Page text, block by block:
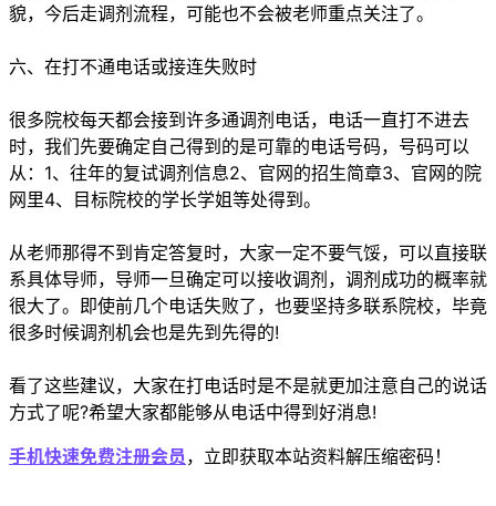
貌，今后走调剂流程，可能也不会被老师重点关注了。
六、在打不通电话或接连失败时
很多院校每天都会接到许多通调剂电话，电话一直打不进去
时，我们先要确定自己得到的是可靠的电话号码，号码可以
从：1、往年的复试调剂信息2、官网的招生简章3、官网的院
网里4、目标院校的学长学姐等处得到。
从老师那得不到肯定答复时，大家一定不要气馁，可以直接联
系具体导师，导师一旦确定可以接收调剂，调剂成功的概率就
很大了。即使前几个电话失败了，也要坚持多联系院校，毕竟
很多时候调剂机会也是先到先得的!
看了这些建议，大家在打电话时是不是就更加注意自己的说话
方式了呢?希望大家都能够从电话中得到好消息!
手机快速免费注册会员 ，立即获取本站资料解压缩密码！